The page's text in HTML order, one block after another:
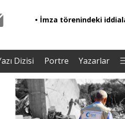
• İmza törenindeki
• Gelecek Partisi
Dizisi Portre Yazarlar